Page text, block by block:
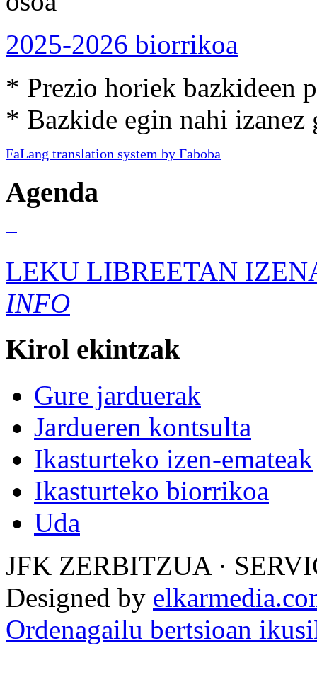
2025-2026 biorrikoa
* Prezio horiek bazkideen
* Bazkide egin nahi
FaLang translation system by Faboba
Agenda
LEKU LIBREETAN
INFO
Kirol ekintzak
Gure jarduerak
Jardueren kontsulta
Ikasturteko izen-emateak
Ikasturteko biorrikoa
Uda
JFK ZERBITZUA ·
Designed by
Ordenagailu bertsioan ikusi